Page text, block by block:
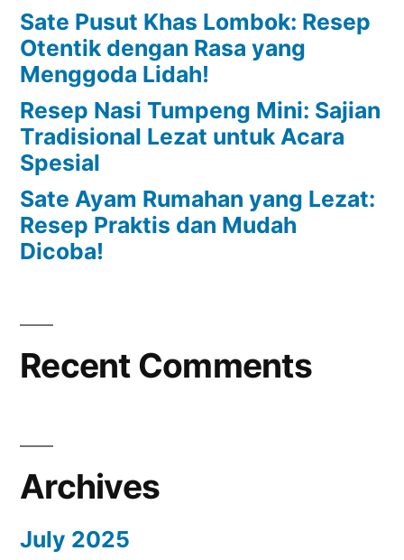
Sate Pusut Khas Lombok: Resep
Otentik dengan Rasa yang
Menggoda Lidah!
Resep Nasi Tumpeng Mini: Sajian
Tradisional Lezat untuk Acara
Spesial
Sate Ayam Rumahan yang Lezat:
Resep Praktis dan Mudah
Dicoba!
Recent Comments
Archives
July 2025